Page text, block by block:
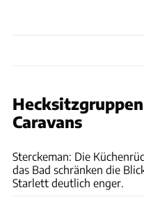
Caravans
Sterckeman: Die
das Bad schränken die
Starlett deutlich enger.